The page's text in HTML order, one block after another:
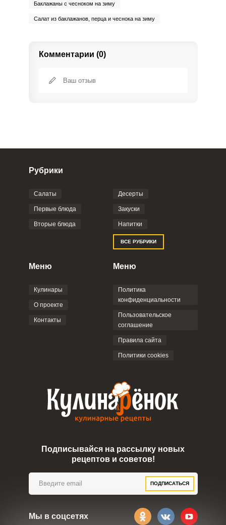
Баклажаны с чесноком на зиму
Салат из баклажанов, перца и чеснока на зиму
Комментарии (0)
Фото до 4 шт, до 5 mb
Отправляя эту форму, вы соглашаетесь с
Политикой
Пользовательским
соглашением
Рубрики
Салаты
Первые блюда
Вторые блюда
Десерты
Закуски
Напитки
ВСЕ РУБРИКИ
Меню
Кулинары
О проекте
Контакты
Меню
Политика
конфиденциальности
Пользовательское
соглашение
Правила сайта
Политики cookies
Подписывайся на рассылку новых
рецептов и советов!
ПОДПИСАТЬСЯ
Мы в соцсетях